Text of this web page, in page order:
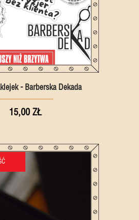
- Barberska Dekada
15,00 ZŁ